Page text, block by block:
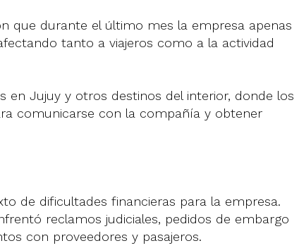
que durante el último mes la empresa apenas
tanto a viajeros como a la actividad
en Jujuy y otros destinos del interior, donde los
comunicarse con la compañía y obtener
de dificultades financieras para la empresa.
reclamos judiciales, pedidos de embargo
con proveedores y pasajeros.